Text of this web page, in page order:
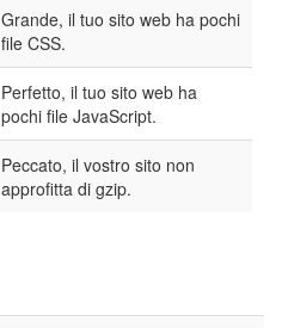
Grande, il tuo sito web ha pochi
file CSS.
Perfetto, il tuo sito web ha
pochi file JavaScript.
Peccato, il vostro sito non
approfitta di gzip.